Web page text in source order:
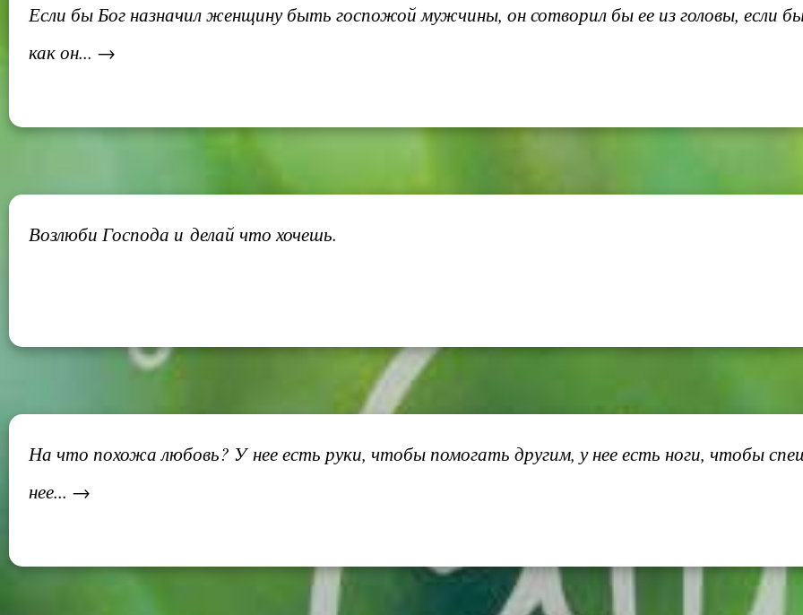
Если бы Бог назначил женщину быть госпожой мужчины, он сотворил бы ее из головы, если
как он... →
Возлюби Господа и делай что хочешь.
На что похожа любовь? У нее есть руки, чтобы помогать другим, у нее есть ноги, чтобы
нее... →